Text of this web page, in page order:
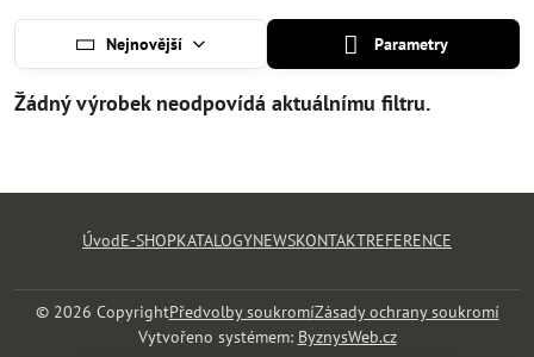
Nejnovější Parametry
ÚvodE-SHOPKATALOGYNEWSKONTAKTREFERENCE
© 2026 CopyrightPředvolby soukromíZásady ochrany soukromí
Vytvořeno systémem: ByznysWeb.cz